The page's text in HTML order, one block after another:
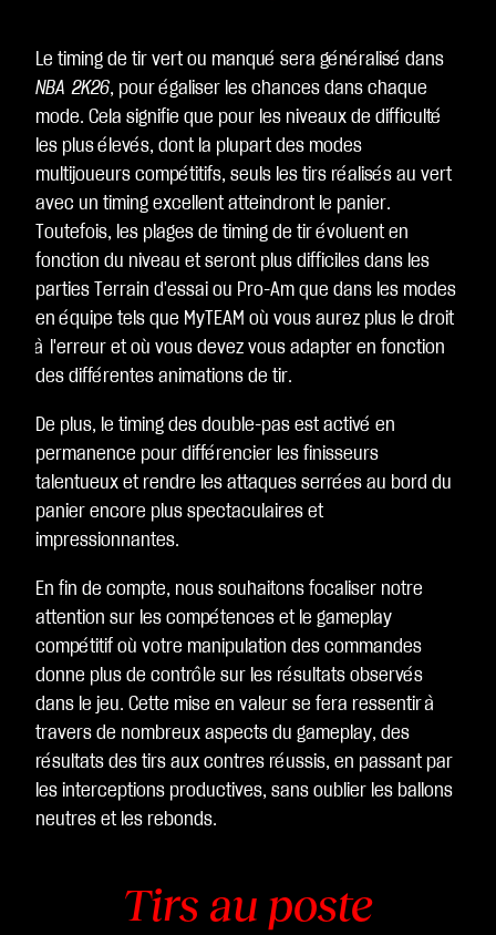
Le timing de tir vert ou manqué sera généralisé dans
NBA 2K26, pour égaliser les chances dans chaque
mode. Cela signifie que pour les niveaux de difficulté
les plus élevés, dont la plupart des modes
multijoueurs compétitifs, seuls les tirs réalisés au vert
avec un timing excellent atteindront le panier.
Toutefois, les plages de timing de tir évoluent en
fonction du niveau et seront plus difficiles dans les
parties Terrain d'essai ou Pro-Am que dans les modes
en équipe tels que MyTEAM où vous aurez plus le droit
à l'erreur et où vous devez vous adapter en fonction
des différentes animations de tir.
De plus, le timing des double-pas est activé en
permanence pour différencier les finisseurs
talentueux et rendre les attaques serrées au bord du
panier encore plus spectaculaires et
impressionnantes.
En fin de compte, nous souhaitons focaliser notre
attention sur les compétences et le gameplay
compétitif où votre manipulation des commandes
donne plus de contrôle sur les résultats observés
dans le jeu. Cette mise en valeur se fera ressentir à
travers de nombreux aspects du gameplay, des
résultats des tirs aux contres réussis, en passant par
les interceptions productives, sans oublier les ballons
neutres et les rebonds.
Tirs au poste